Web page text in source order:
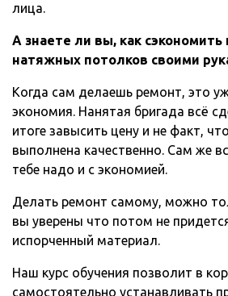
лица.
А знаете ли вы, как сэкономить
натяжных потолков своими
Когда сам делаешь ремонт, это
экономия. Нанятая бригада всё
итоге завысить цену и не факт,
выполнена качественно. Сам же
тебе надо и с экономией.
Делать ремонт самому, можно
вы уверены что потом не
испорченный материал.
Наш курс обучения позволит в
самостоятельно устанавливать